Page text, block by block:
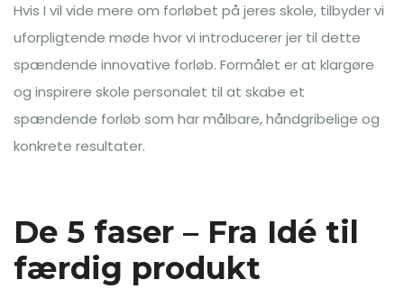
Hvis I vil vide mere om forløbet på jeres skole, tilbyder vi
uforpligtende møde hvor vi introducerer jer til dette
spændende innovative forløb. Formålet er at klargøre
og inspirere skole personalet til at skabe et
spændende forløb som har målbare, håndgribelige og
konkrete resultater.
De 5 faser – Fra Idé til
færdig produkt